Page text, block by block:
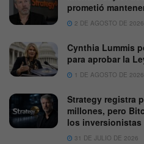
prometió
2 DE AGOSTO DE 2026
Cynthia Lummis
para aprobar la
1 DE AGOSTO DE 2026
Strategy registra
millones, pero
los inversionistas
31 DE JULIO DE 2026